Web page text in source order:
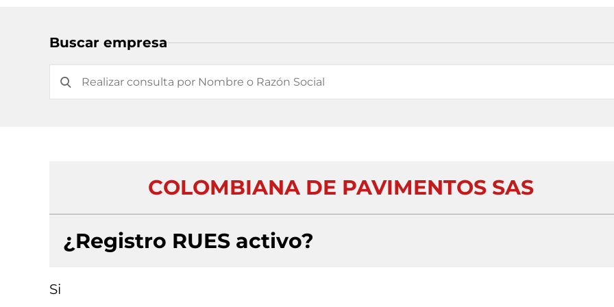
Buscar empresa
COLOMBIANA DE PAVIMENTOS SAS
¿Registro RUES activo?
Si